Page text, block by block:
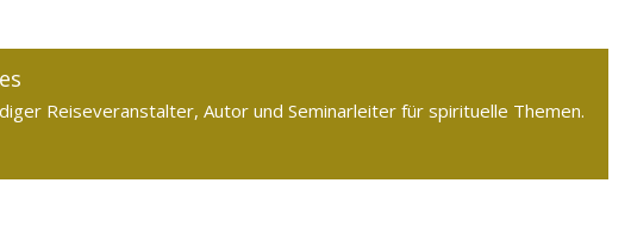
Reiseveranstalter, Autor und Seminarleiter für spirituelle Themen.